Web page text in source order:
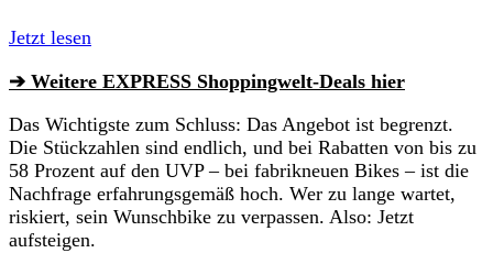
Jetzt lesen
➔ Weitere EXPRESS Shoppingwelt-Deals hier
Das Wichtigste zum Schluss: Das Angebot ist begrenzt.
Die Stückzahlen sind endlich, und bei Rabatten von bis zu
58 Prozent auf den UVP – bei fabrikneuen Bikes – ist die
Nachfrage erfahrungsgemäß hoch. Wer zu lange wartet,
riskiert, sein Wunschbike zu verpassen. Also: Jetzt
aufsteigen.